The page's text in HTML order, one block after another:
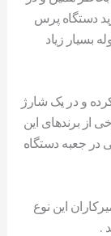
دستگاه پرس
بسیار زیاد
و در یک شارژ
از برندهای این
در جعبه دستگاه
این نوع
.